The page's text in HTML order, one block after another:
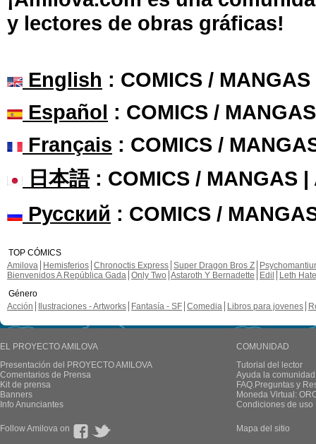
y lectores de obras gráficas!
English : COMICS /
Español : COMICS /
Français : COMICS /
日本語: COMICS / MANGAS |
Русский : COMICS /
TOP CÓMICS
Amilova
Hemisferios Chronoctis Express Super Dragon Bros Z
Bienvenidos A República Gada Only Two Astaroth Y Bernadette Edil
Leth Hate
Género
Acción
Ilustraciones - Artworks Fantasía - SF Comedia Libros para jovenes
EL PROYECTO AMILOVA
Presentación del PROYECTO AMILOVA
Comentarios de Prensa
Kit de prensa
Banners
Info Anunciantes
COMUNIDAD
Tutorial del lector
Ayuda la
FAQ.Preguntas y
Moneda Virtual:
Condiciones de uso
Follow Amilova on Mapa del sitio